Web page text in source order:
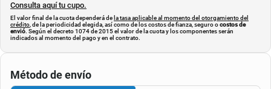
Consulta aquí tu cupo.
El valor final de la cuota dependerá de la tasa aplicable al momento del otorgamiento del
crédito , de la periodicidad elegida, así como de los costos de fianza, seguro ocostos de
envió. Según el decreto 1074 de 2015 el valor de la cuota y los componentes serán
indicados al momento del pago y en el contrato.
Método de envío